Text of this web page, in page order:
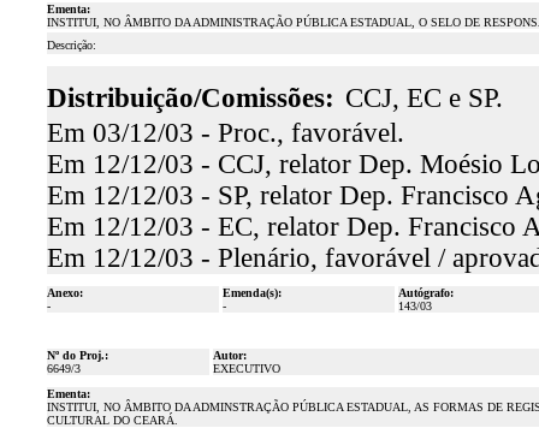
Ementa:
INSTITUI, NO ÂMBITO DA ADMINISTRAÇÃO PÚBLICA ESTADUAL, O SELO DE
Descrição:
Distribuição/Comissões: CCJ, EC e SP.
Em 03/12/03 - Proc., favorável.
Em 12/12/03 - CCJ, relator Dep. Moésio
Em 12/12/03 - SP, relator Dep. Francisco
Em 12/12/03 - EC, relator Dep. Francisco
Em 12/12/03 - Plenário, favorável /
Anexo:
-
Emenda(s):
-
Autógrafo:
143/03
Nº do Proj.:
6649/3
Autor:
EXECUTIVO
Ementa:
INSTITUI, NO ÂMBITO DA ADMINSTRAÇÃO PÚBLICA ESTADUAL, AS FORMAS DE
CULTURAL DO CEARÁ.